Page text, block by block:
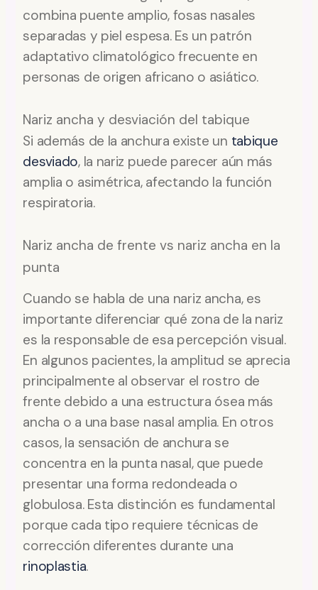
combina puente amplio, fosas nasales
separadas y piel espesa. Es un patrón
adaptativo climatológico frecuente en
personas de origen africano o asiático.
Nariz ancha y desviación del tabique
Si además de la anchura existe un tabique
desviado, la nariz puede parecer aún más
amplia o asimétrica, afectando la función
respiratoria.
Nariz ancha de frente vs nariz ancha en la
punta
Cuando se habla de una nariz ancha, es
importante diferenciar qué zona de la nariz
es la responsable de esa percepción visual.
En algunos pacientes, la amplitud se aprecia
principalmente al observar el rostro de
frente debido a una estructura ósea más
ancha o a una base nasal amplia. En otros
casos, la sensación de anchura se
concentra en la punta nasal, que puede
presentar una forma redondeada o
globulosa. Esta distinción es fundamental
porque cada tipo requiere técnicas de
corrección diferentes durante una
rinoplastia.